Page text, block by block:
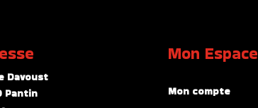
Davoust
Pantin
Mon Espace
Mon compte